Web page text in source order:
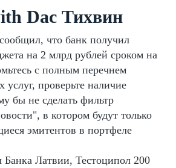
Dac Тихвин
что банк получил
на 2 млрд рублей сроком на
с полным перечнем
услуг, проверьте наличие
бы не сделать фильтр
в котором будут только
эмитентов в портфеле
Банка Латвии, Тестоципол 200